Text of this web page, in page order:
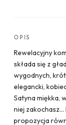
OPIS
Rewelacyjny
składa się z
wygodnych,
elegancki,
Satyna miękka,
niej
propozycja